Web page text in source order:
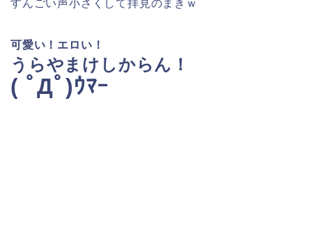
すんごい声小さくして拝見のまきｗ
可愛い！エロい！
うらやまけしからん！
( ﾟДﾟ)ｳﾏｰ